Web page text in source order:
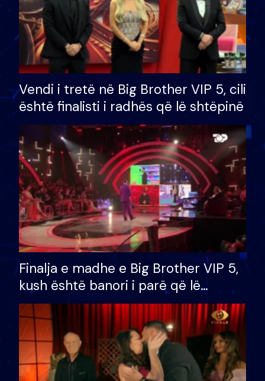
Vendi i tretë në Big Brother VIP 5, cili
është finalisti i radhës që lë shtëpinë
Finalja e madhe e Big Brother VIP 5,
kush është banori i parë që lë
shtëpinë dhe humb mundësinë për
të fituar çmimin e madh